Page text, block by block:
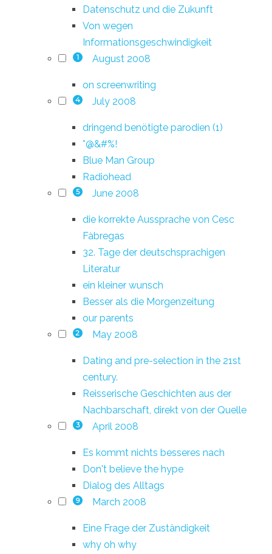
Datenschutz und die Zukunft
Von wegen
Informationsgeschwindigkeit
1 August 2008
on screenwriting
4 July 2008
dringend benötigte parodien (1)
*@&#%!
Blue Man Group
Radiohead
5 June 2008
die korrekte Aussprache von Cesc
Fàbregas
32. Tage der deutschsprachigen
Literatur
ein kleiner wunsch
Besser als die Morgenzeitung
our parents
2 May 2008
Dating and pre-selection in the 21st
century.
Reisserische Geschichten aus der
Nachbarschaft, direkt von der Quelle
3 April 2008
Es kommt nichts besseres nach
Don't believe the hype
Dialog des Alltags
9 March 2008
Eine Frage der Zuständigkeit
why oh why